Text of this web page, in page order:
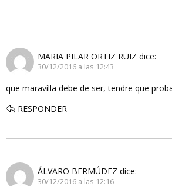
MARIA PILAR ORTIZ RUIZ dice:
30/12/2016 a las 12:43
que maravilla debe de ser, tendre que
RESPONDER
ÁLVARO BERMÚDEZ dice:
30/12/2016 a las 12:16